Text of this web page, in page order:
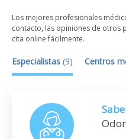
Los mejores profesionales
contacto, las opiniones de otros
cita online fácilmente.
Especialistas (9) Centros